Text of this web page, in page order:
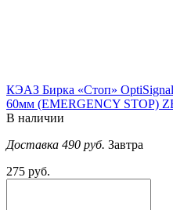
КЭАЗ Бирка «Стоп»
60мм (EMERGENCY STOP)
В наличии
Доставка 490 руб. Завтра
275 руб.